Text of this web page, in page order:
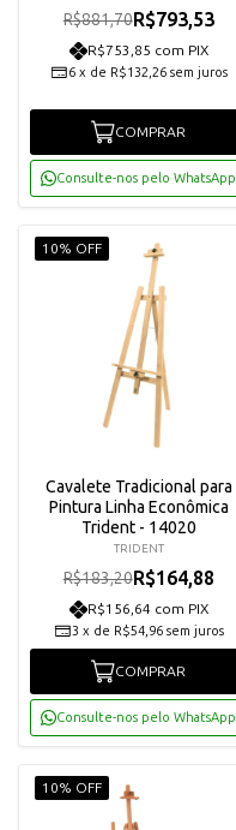
R$881,70R$793,53
R$753,85 com PIX
6 x de R$132,26 sem juros
COMPRAR
Consulte-nos pelo WhatsApp
10% OFF
Cavalete Tradicional para
Pintura Linha Econômica
Trident - 14020
TRIDENT
R$183,20R$164,88
R$156,64 com PIX
3 x de R$54,96 sem juros
COMPRAR
Consulte-nos pelo WhatsApp
10% OFF